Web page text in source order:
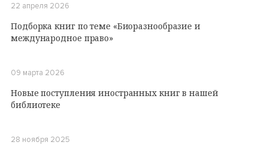
22 апреля 2026
Подборка книг по теме «Биоразнообразие и
международное право»
09 марта 2026
Новые поступления иностранных книг в нашей
библиотеке
28 ноября 2025